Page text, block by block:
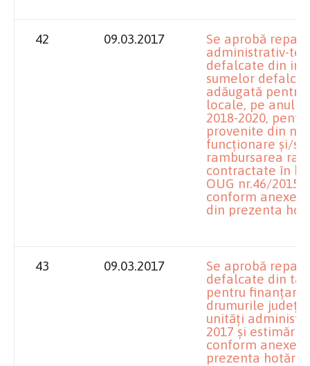
42 09.03.2017
Se aprobă
administrativ-
defalcate din
sumelor
adăugată
locale, pe anul
2018-2020,
provenite din
funcţionare şi/
rambursarea
contractate în
OUG nr.46/2015,
conform
din prezenta
43 09.03.2017
Se aprobă
defalcate din
pentru
drumurile
unităţi
2017 şi
conform anexei
prezenta